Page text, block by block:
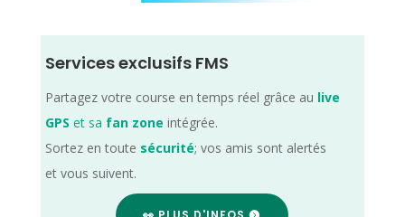
Services exclusifs FMS
Partagez votre course en temps réel grâce au live
GPS et sa fan zone intégrée.
Sortez en toute sécurité; vos amis sont alertés
et vous suivent.